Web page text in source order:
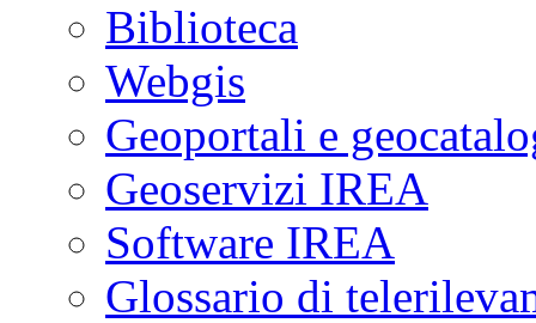
Biblioteca
Webgis
Geoportali e
Geoservizi IREA
Software IREA
Glossario di